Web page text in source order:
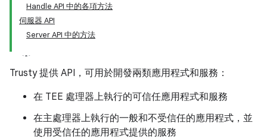
Handle API 中的各項方法
伺服器 API
Server API 中的方法
Trusty 提供 API，可用於開發兩類應用程式和服務：
在 TEE 處理器上執行的可信任應用程式和服務
在主處理器上執行的一般和不受信任的應用程式，並
使用受信任的應用程式提供的服務